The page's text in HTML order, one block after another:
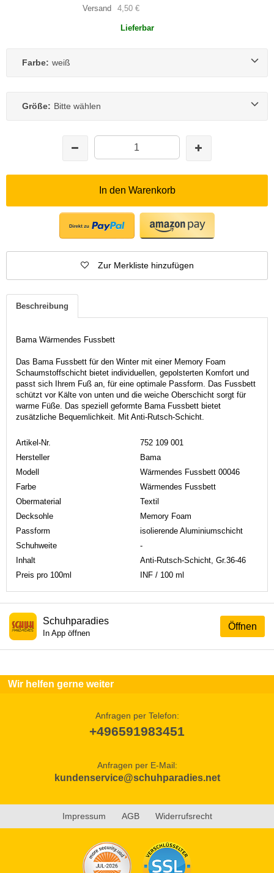
Versand 4,50 €
Lieferbar
Farbe: weiß
Größe: Bitte wählen
In den Warenkorb
Zur Merkliste hinzufügen
Beschreibung
Bama Wärmendes Fussbett
Das Bama Fussbett für den Winter mit einer Memory Foam
Schaumstoffschicht bietet individuellen, gepolsterten Komfort und
passt sich Ihrem Fuß an, für eine optimale Passform. Das Fussbett
schützt vor Kälte von unten und die weiche Oberschicht sorgt für
warme Füße. Das speziell geformte Bama Fussbett bietet
zusätzliche Bequemlichkeit. Mit Anti-Rutsch-Schicht.
Artikel-Nr.
752 109 001
Hersteller
Bama
Modell
Wärmendes Fussbett 00046
Farbe
Wärmendes Fussbett
Obermaterial
Textil
Decksohle
Memory Foam
Passform
isolierende Aluminiumschicht
Schuhweite
-
Inhalt
Anti-Rutsch-Schicht, Gr.36-46
Preis pro 100ml
INF / 100 ml
Öffnen
Schuhparadies
In App öffnen
Wir helfen gerne weiter
Anfragen per Telefon:
+496591983451
Anfragen per E-Mail:
kundenservice@schuhparadies.net
Impressum AGB Widerrufsrecht